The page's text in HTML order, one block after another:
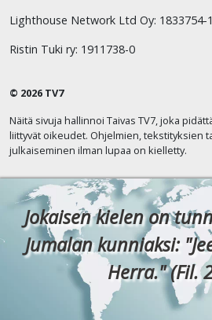
Lighthouse Network Ltd Oy: 1833754-1
Ristin Tuki ry: 1911738-0
© 2026 TV7
Näitä sivuja hallinnoi Taivas TV7, joka
liittyvät oikeudet. Ohjelmien, tekstityksien
julkaiseminen ilman lupaa on kielletty.
Jokaisen kielen on
Jumalan kunniaksi:
Herra." (Fil.